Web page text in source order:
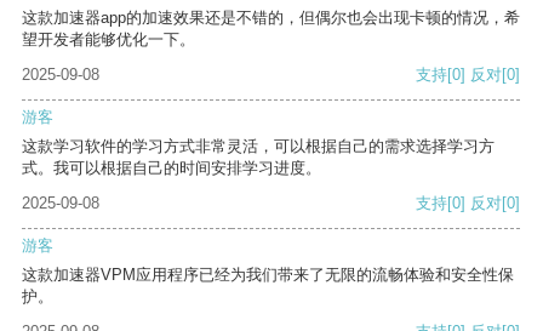
这款加速器app的加速效果还是不错的，但偶尔也会出现卡顿的情况，希
望开发者能够优化一下。
2025-09-08
支持[0] 反对[0]
游客
这款学习软件的学习方式非常灵活，可以根据自己的需求选择学习方
式。我可以根据自己的时间安排学习进度。
2025-09-08
支持[0] 反对[0]
游客
这款加速器VPM应用程序已经为我们带来了无限的流畅体验和安全性保
护。